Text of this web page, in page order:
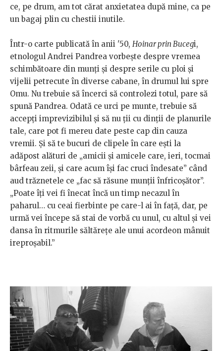
ce, pe drum, am tot cărat anxietatea după mine, ca pe
un bagaj plin cu chestii inutile.
Într-o carte publicată în anii '50, Hoinar prin Bucegi,
etnologul Andrei Pandrea vorbește despre vremea
schimbătoare din munți și despre serile cu ploi și
vijelii petrecute în diverse cabane, în drumul lui spre
Omu. Nu trebuie să încerci să controlezi totul, pare să
spună Pandrea. Odată ce urci pe munte, trebuie să
accepți imprevizibilul și să nu ții cu dinții de planurile
tale, care pot fi mereu date peste cap din cauza
vremii. Și să te bucuri de clipele în care ești la
adăpost alături de „amicii și amicele care, ieri, tocmai
bârfeau zeii, și care acum își fac cruci îndesate” când
aud trăznetele ce „fac să răsune munții înfricoșător”.
„Poate îți vei fi înecat încă un timp necazul în
paharul… cu ceai fierbinte pe care-l ai în față, dar, pe
urmă vei începe să stai de vorbă cu unul, cu altul și vei
dansa în ritmurile săltărețe ale unui acordeon mânuit
ireproșabil.”